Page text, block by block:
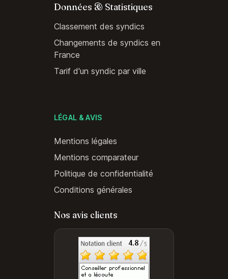
Données & Statistiques
Classement des syndics
Changements de syndics en
France
Tarif d'un syndic par ville
LÉGAL & AVIS
Mentions légales
Mentions comparateur
Politique de confidentialité
Conditions générales
Nos avis clients